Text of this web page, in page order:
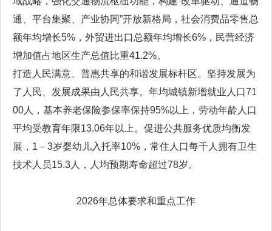
通、平台集聚、产业协同”开放新格局，社会消费品零售总
额年均增长5%，外贸进出口总额年均增长6%，民营经济
增加值占地区生产总值比重41.2%。
打造人民满意、普惠共享的和谐发展标杆区。坚持发展为
了人民、发展成果由人民共享。年均城镇新增就业人口71
00人，基本养老保险参保率保持95%以上，劳动年龄人口
平均受教育年限13.06年以上。促进公共服务优质均衡发
展，1－3岁婴幼儿入托率10%，常住人口每千人拥有卫生
技术人员15.3人，人均预期寿命超过78岁。
2026年总体要求和重点工作